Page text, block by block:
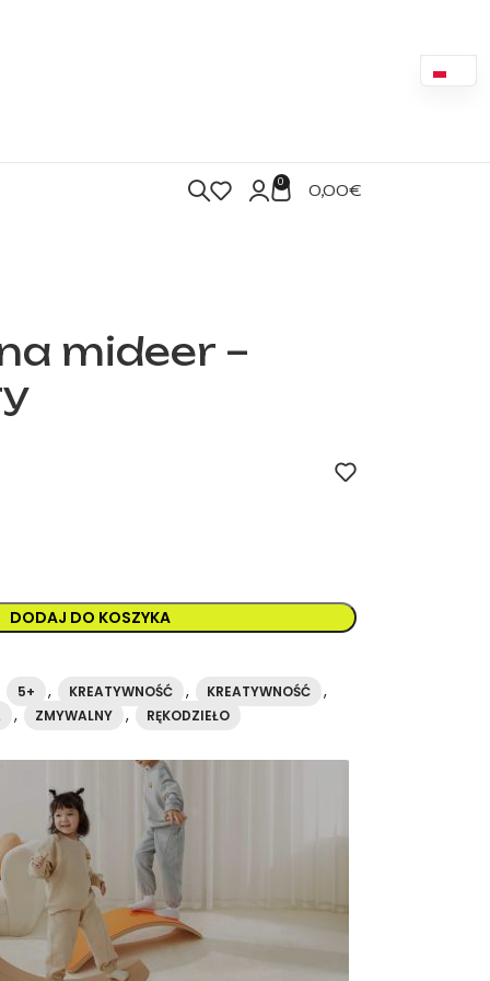
0 0,00€
mideer –
DODAJ DO KOSZYKA
5+ , KREATYWNOŚĆ , KREATYWNOŚĆ ,
, ZMYWALNY , RĘKODZIEŁO